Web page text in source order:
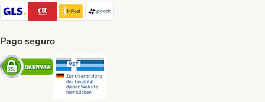
GLS Shipping Method
CTTExpress Shipping Method
InPost Shipping Method
Pago seguro
Security